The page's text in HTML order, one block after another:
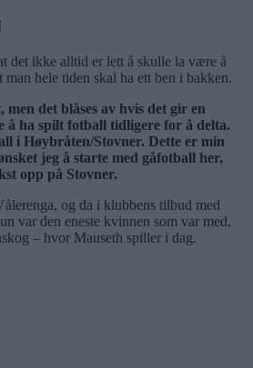
det ikke alltid er lett å skulle la være å
man hele tiden skal ha ett ben i bakken.
det blåses av hvis det gir en
ha spilt fotball tidligere for å delta.
i Høybråten/Stovner. Dette er min
jeg å starte med gåfotball her,
opp på Stovner.
og da i klubbens tilbud med
var den eneste kvinnen som var med,
– hvor Mauseth spiller i dag.